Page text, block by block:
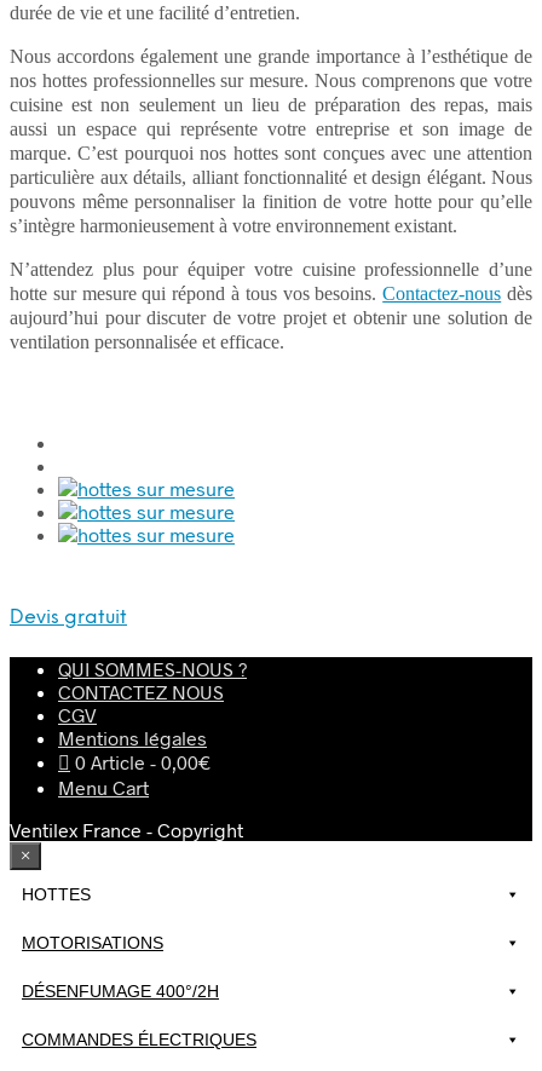
durée de vie et une facilité d’entretien.
Nous accordons également une grande importance à l’esthétique de
nos hottes professionnelles sur mesure. Nous comprenons que votre
cuisine est non seulement un lieu de préparation des repas, mais
aussi un espace qui représente votre entreprise et son image de
marque. C’est pourquoi nos hottes sont conçues avec une attention
particulière aux détails, alliant fonctionnalité et design élégant. Nous
pouvons même personnaliser la finition de votre hotte pour qu’elle
s’intègre harmonieusement à votre environnement existant.
N’attendez plus pour équiper votre cuisine professionnelle d’une
hotte sur mesure qui répond à tous vos besoins.Contactez-nous dès
aujourd’hui pour discuter de votre projet et obtenir une solution de
ventilation personnalisée et efficace.
Devis gratuit
QUI SOMMES-NOUS ?
CONTACTEZ NOUS
CGV
Mentions légales
0 Article
0,00€
Menu Cart
Ventilex France - Copyright
×
HOTTES
MOTORISATIONS
DÉSENFUMAGE 400°/2H
COMMANDES ÉLECTRIQUES